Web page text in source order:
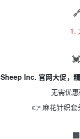
1.
Sheep Inc. 官网大促，
无需优
👉 麻花针织套